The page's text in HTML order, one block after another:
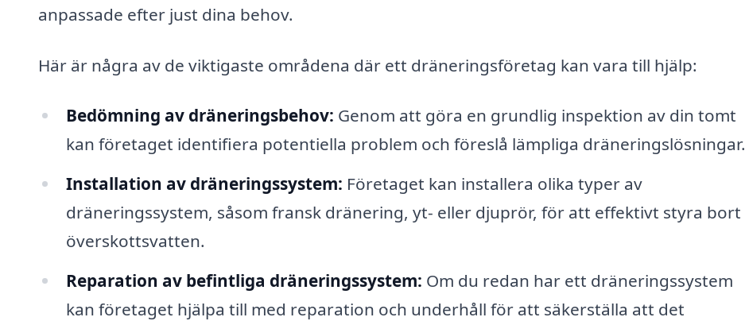
anpassade efter just dina behov.
Här är några av de viktigaste områdena där ett dräneringsföretag kan vara till hjälp:
Bedömning av dräneringsbehov: Genom att göra en grundlig inspektion av din tomt
kan företaget identifiera potentiella problem och föreslå lämpliga dräneringslösningar.
Installation av dräneringssystem: Företaget kan installera olika typer av
dräneringssystem, såsom fransk dränering, yt- eller djuprör, för att effektivt styra bort
överskottsvatten.
Reparation av befintliga dräneringssystem: Om du redan har ett dräneringssystem
kan företaget hjälpa till med reparation och underhåll för att säkerställa att det